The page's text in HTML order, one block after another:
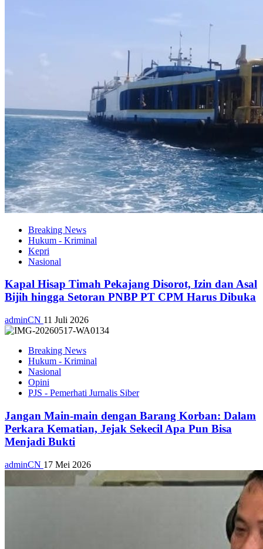
Breaking News
Hukum - Kriminal
Kepri
Nasional
Kapal Hisap Timah Pekajang Disorot, Izin dan Asal
Bijih hingga Setoran PNBP PT CPM Harus Dibuka
adminCN 11 Juli 2026
Breaking News
Hukum - Kriminal
Nasional
Opini
PJS - Pemerhati Jurnalis Siber
Jangan Main-main dengan Barang Korban: Dalam
Perkara Kematian, Jejak Sekecil Apa Pun Bisa
Menjadi Bukti
adminCN 17 Mei 2026